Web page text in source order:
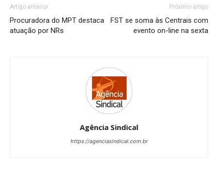
Artigo anterior
Procuradora do MPT destaca
atuação por NRs
Próximo artigo
FST se soma às Centrais com
evento on-line na sexta
Agência Sindical
https://agenciasindical.com.br